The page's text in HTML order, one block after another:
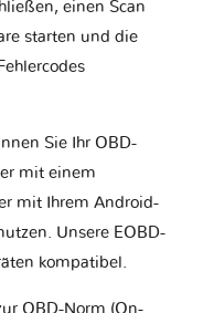
einen Scan
starten und die
Sie Ihr OBD-
mit einem
mit Ihrem Android-
Unsere EOBD-
kompatibel.
OBD-Norm (On-